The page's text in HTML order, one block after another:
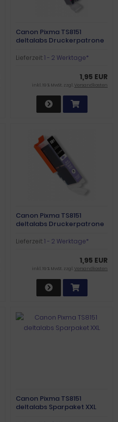
Canon Pixma TS8151
deltalabs Druckerpatrone
Lieferzeit:1 - 2 Werktage*
1,95 EUR
inkl. 19 % MwSt. zzgl.Versandkosten
Canon Pixma TS8151
deltalabs Druckerpatrone
Lieferzeit:1 - 2 Werktage*
1,95 EUR
inkl. 19 % MwSt. zzgl.Versandkosten
Canon Pixma TS8151
deltalabs Sparpaket XXL